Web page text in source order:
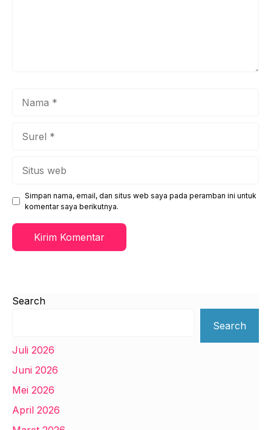
Simpan nama, email, dan situs web saya pada peramban ini untuk
komentar saya berikutnya.
Search
Search
Juli 2026
Juni 2026
Mei 2026
April 2026